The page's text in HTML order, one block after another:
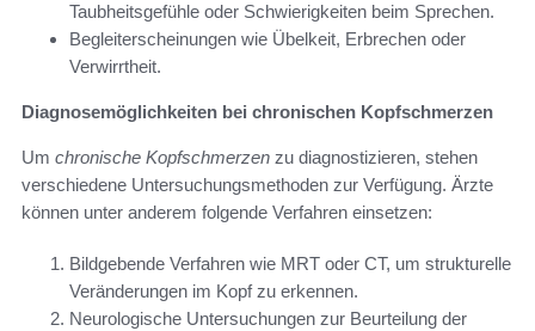
Taubheitsgefühle oder Schwierigkeiten beim Sprechen.
Begleiterscheinungen wie Übelkeit, Erbrechen oder
Verwirrtheit.
Diagnosemöglichkeiten bei chronischen Kopfschmerzen
Um chronische Kopfschmerzen zu diagnostizieren, stehen
verschiedene Untersuchungsmethoden zur Verfügung. Ärzte
können unter anderem folgende Verfahren einsetzen:
Bildgebende Verfahren wie MRT oder CT, um strukturelle
Veränderungen im Kopf zu erkennen.
Neurologische Untersuchungen zur Beurteilung der